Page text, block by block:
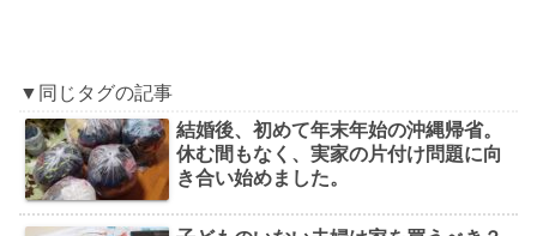
▼同じタグの記事
結婚後、初めて年末年始の沖縄帰省。
休む間もなく、実家の片付け問題に向
き合い始めました。